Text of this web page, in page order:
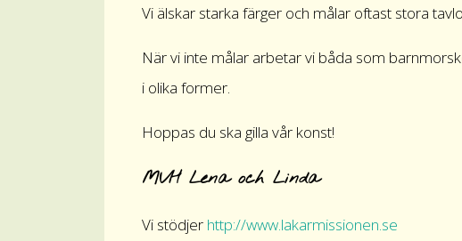
Vi älskar starka färger och målar oftast stora
När vi inte målar arbetar vi båda som
i olika former.
Hoppas du ska gilla vår konst!
MVH Lena och Linda
Vi stödjer http://www.lakarmissionen.se